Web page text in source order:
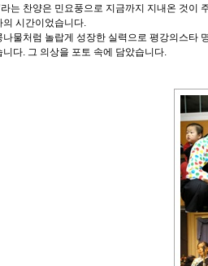
라는 찬양은 민요풍으로 지금까지 지내온 것이
시간이었습니다.
나물처럼 놀랍게 성장한 실력으로 평강의스타
니다. 그 의상을 포토 속에 담았습니다.